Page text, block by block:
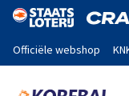
Naar de hoofdinhoud
Officiële webshop